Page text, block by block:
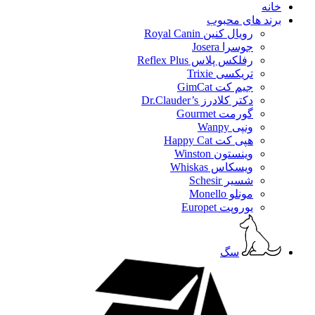
خانه
برند های محبوب
رویال کنین Royal Canin
جوسرا Josera
رفلکس پلاس Reflex Plus
تریکسی Trixie
جیم کت GimCat
دکتر کلادرز Dr.Clauder’s
گورمت Gourmet
ونپی Wanpy
هپی کت Happy Cat
وینستون Winston
ویسکاس Whiskas
شسیر Schesir
مونلو Monello
یوروپت Europet
سگ